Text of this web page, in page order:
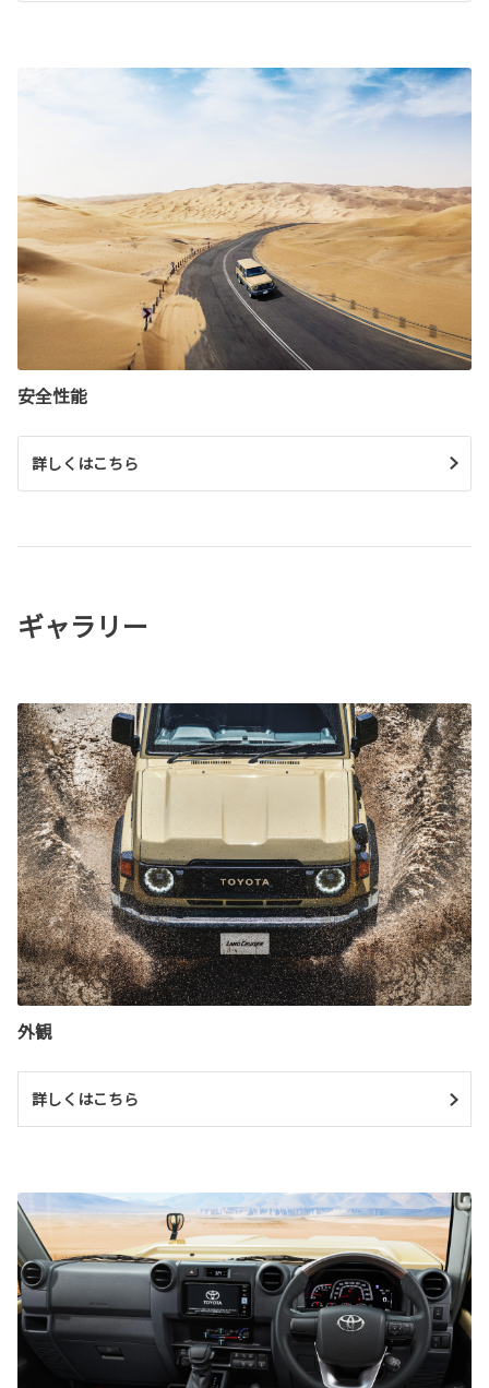
安全性能
詳しくはこちら
ギャラリー
外観
詳しくはこちら